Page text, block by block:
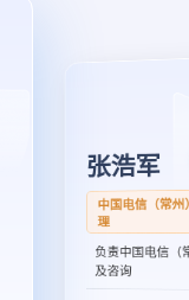
陈珊
XbotPark机器
负责XbotPark
咨询